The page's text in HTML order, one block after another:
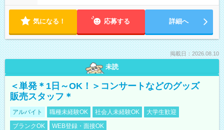
気になる！ 応募する 詳細へ
掲載日：2026.08.10
未読
＜単発＊1日～OK！＞コンサートなどのグッズ
販売スタッフ＊
アルバイト 職種未経験OK 社会人未経験OK
大学生歓迎
ブランクOK
WEB登録・面接OK